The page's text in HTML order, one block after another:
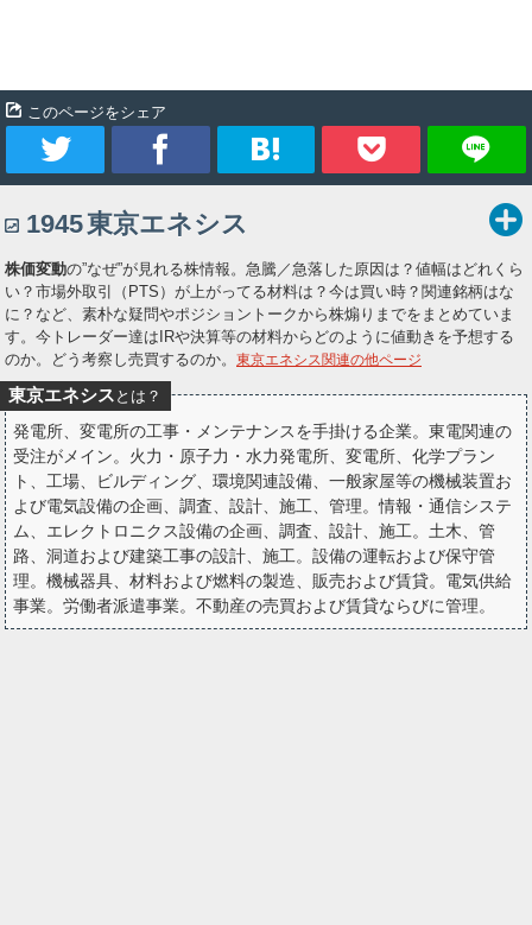
このページをシェア
イ
ー
ト
ェ
ア
ク
マ
ー
ク
Pocket
1945東京エネシス
株価変動の”なぜ”が見れる株情報。急騰／急落した原因は？値幅はどれくら
い？市場外取引（PTS）が上がってる材料は？今は買い時？関連銘柄はな
に？など、素朴な疑問やポジショントークから株煽りまでをまとめていま
す。今トレーダー達はIRや決算等の材料からどのように値動きを予想する
のか。どう考察し売買するのか。 東京エネシス関連の他ページ
東京エネシス とは？
発電所、変電所の工事・メンテナンスを手掛ける企業。東電関連の
受注がメイン。火力・原子力・水力発電所、変電所、化学プラン
ト、工場、ビルディング、環境関連設備、一般家屋等の機械装置お
よび電気設備の企画、調査、設計、施工、管理。情報・通信システ
ム、エレクトロニクス設備の企画、調査、設計、施工。土木、管
路、洞道および建築工事の設計、施工。設備の運転および保守管
理。機械器具、材料および燃料の製造、販売および賃貸。電気供給
事業。労働者派遣事業。不動産の売買および賃貸ならびに管理。